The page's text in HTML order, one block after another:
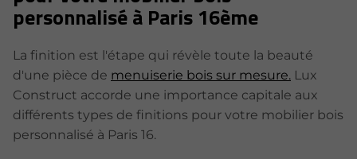
personnalisé à Paris 16ème
La finition est l'étape qui révèle toute la beauté
d'une pièce de menuiserie bois sur mesure. Lux
Construct accorde une importance capitale aux
différents types de finitions pour votre mobilier bois
personnalisé à Paris 16.